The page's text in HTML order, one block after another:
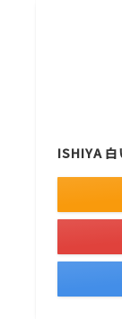
ISHIYA